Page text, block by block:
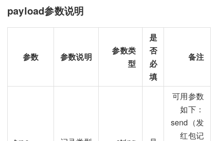
payload参数说明
参数 参数说明
参数类
型
是
否
必
填
备注
可用参数
如下：
send（发
红包记